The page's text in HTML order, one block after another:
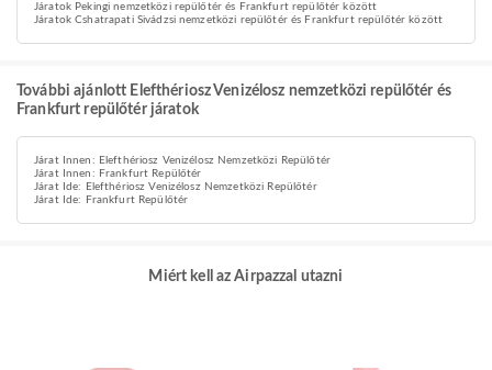
Járatok Pekingi nemzetközi repülőtér és Frankfurt repülőtér között
Járatok Cshatrapati Sivádzsi nemzetközi repülőtér és Frankfurt repülőtér között
További ajánlott Elefthériosz Venizélosz nemzetközi repülőtér és
Frankfurt repülőtér járatok
Járat Innen: Elefthériosz Venizélosz Nemzetközi Repülőtér
Járat Innen: Frankfurt Repülőtér
Járat Ide: Elefthériosz Venizélosz Nemzetközi Repülőtér
Járat Ide: Frankfurt Repülőtér
Miért kell az Airpazzal utazni